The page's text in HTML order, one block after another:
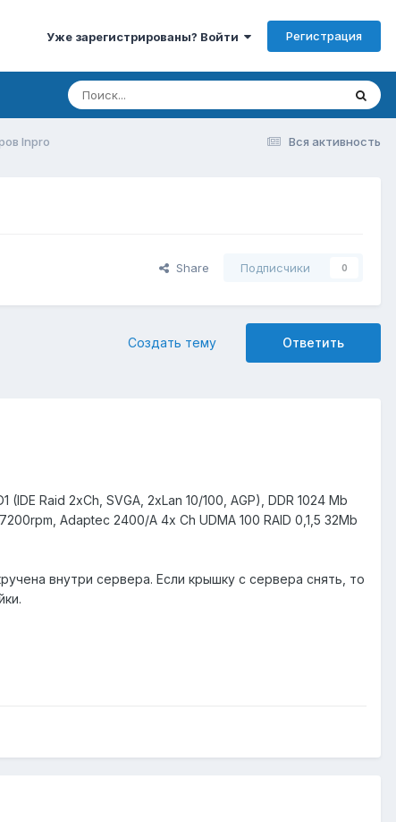
Уже зарегистрированы? Войти Регистрация
Вся активность
Inpro
Share Подписчики 0
Ответить
Создать тему
Raid 2xCh, SVGA, 2xLan 10/100, AGP), DDR 1024 Mb
Adaptec 2400/A 4x Ch UDMA 100 RAID 0,1,5 32Mb
внутри сервера. Если крышку с сервера снять, то